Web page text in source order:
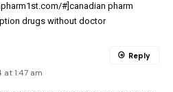
#]canadian pharm
drugs without doctor
1:47 am
Reply